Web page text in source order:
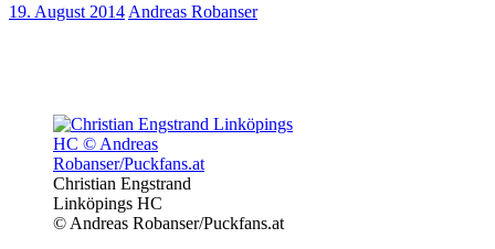
19. August 2014 Andreas Robanser
Christian Engstrand
Linköpings HC
© Andreas Robanser/Puckfans.at